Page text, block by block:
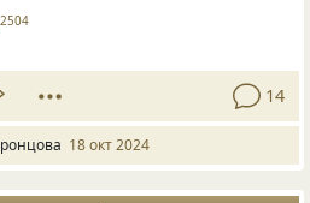
2504
14
18 окт 2024